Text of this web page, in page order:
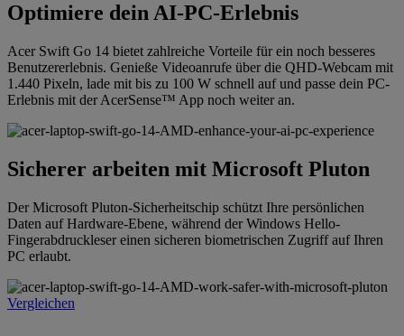
Optimiere dein AI-PC-Erlebnis
Acer Swift Go 14 bietet zahlreiche Vorteile für ein noch besseres
Benutzererlebnis. Genieße Videoanrufe über die QHD-Webcam mit
1.440 Pixeln, lade mit bis zu 100 W schnell auf und passe dein PC-
Erlebnis mit der AcerSense™ App noch weiter an.
Sicherer arbeiten mit Microsoft Pluton
Der Microsoft Pluton-Sicherheitschip schützt Ihre persönlichen
Daten auf Hardware-Ebene, während der Windows Hello-
Fingerabdruckleser einen sicheren biometrischen Zugriff auf Ihren
PC erlaubt.
Vergleichen